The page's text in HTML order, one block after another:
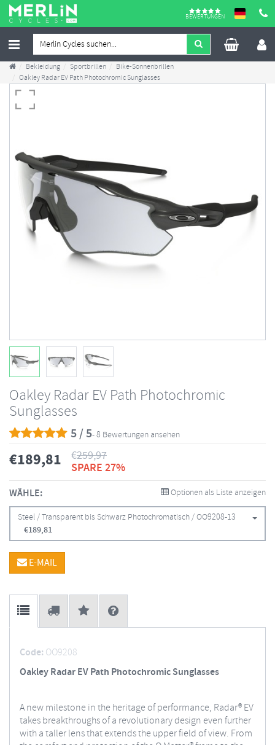
BEWERTUNGEN
Bekleidung Sportbrillen
Bike-Sonnenbrillen
Oakley Radar EV Path Photochromic Sunglasses
Oakley Radar EV Path Photochromic
Sunglasses
5 / 5- 8 Bewertungen ansehen
€189,81 €259,97
SPARE 27%
WÄHLE: Optionen als Liste anzeigen
Steel / Transparent bis Schwarz Photochromatisch / OO9208-13
€189,81
E-MAIL
Code: OO9208
Oakley Radar EV Path Photochromic Sunglasses
A new milestone in the heritage of performance, Radar® EV
takes breakthroughs of a revolutionary design even further
with a taller lens that extends the upper field of view. From